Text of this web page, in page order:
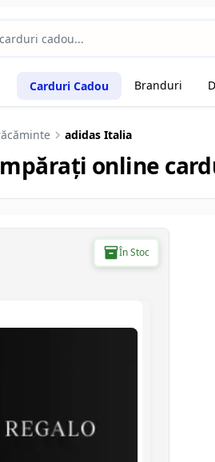
Carduri Cadou Branduri
adidas Italia
online
În Stoc